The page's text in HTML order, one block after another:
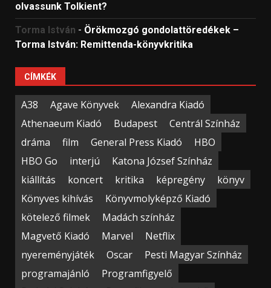
olvassunk Tolkient?
Torma István - Örökmozgó gondolattöredékek –
Torma István: Remittenda-könyvkritika
CÍMKÉK
A38 Agave Könyvek
Alexandra Kiadó
Athenaeum Kiadó
Budapest
Centrál Színház
dráma
film General Press Kiadó
HBO
HBO Go
interjú
Katona József Színház
kiállítás
koncert kritika képregény
könyv
Könyves kihívás
Könyvmolyképző Kiadó
kötelező filmek
Madách színház
Magvető Kiadó
Marvel
Netflix
nyereményjáték
Oscar
Pesti Magyar Színház
programajánló
Programfigyelő